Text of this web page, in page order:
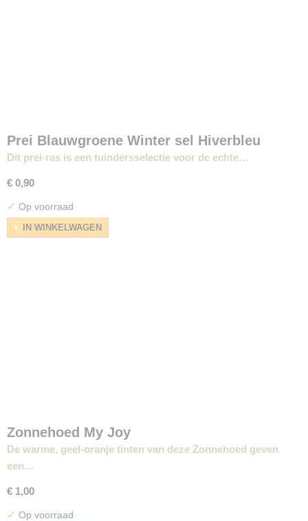
Prei Blauwgroene Winter sel Hiverbleu
Dit prei-ras is een tuindersselectie voor de echte…
€ 0,90
✓ Op voorraad
IN WINKELWAGEN
Zonnehoed My Joy
De warme, geel-oranje tinten van deze Zonnehoed geven
een…
€ 1,00
✓ Op voorraad